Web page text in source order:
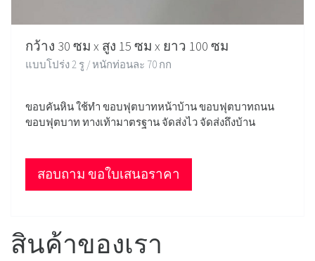
กว้าง 30 ซม x สูง 15 ซม x ยาว 100 ซม
แบบโปร่ง 2 รู / หนักท่อนละ 70 กก
ขอบคันหิน ใช้ทำ ขอบฟุตบาทหน้าบ้าน ขอบฟุตบาทถนน
ขอบฟุตบาท ทางเท้ามาตรฐาน จัดส่งไว จัดส่งถึงบ้าน
สอบถาม ขอใบเสนอราคา
สินค้าของเรา